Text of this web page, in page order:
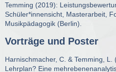
Temming (2019):
Schüler*innensicht, Masterarbeit,
Musikpädagogik (Berlin).
Vorträge und Poster
Harnischmacher, C. & Temming,
Lehrplan? Eine